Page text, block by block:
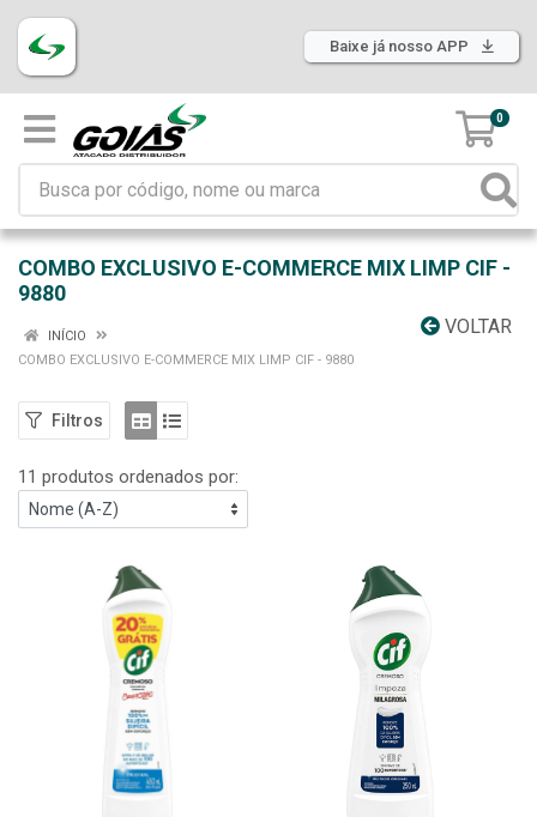
Baixe já nosso APP
0
COMBO EXCLUSIVO E-COMMERCE MIX LIMP CIF -
9880
VOLTAR
INÍCIO
COMBO EXCLUSIVO E-COMMERCE MIX LIMP CIF - 9880
Filtros
11 produtos ordenados por: